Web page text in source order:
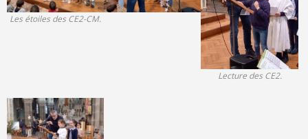
Les étoiles des CE2-CM.
Lecture des CE2.